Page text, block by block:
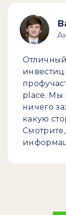
Отличный
place. Мы
ничего
какую